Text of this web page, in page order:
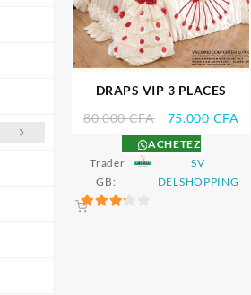
DRAPS VIP 3 PLACES
80.000CFA
Le
prix
initial
75.000 CFA
ACHETEZ
Trader
GB:
SV
DELSHOPPING